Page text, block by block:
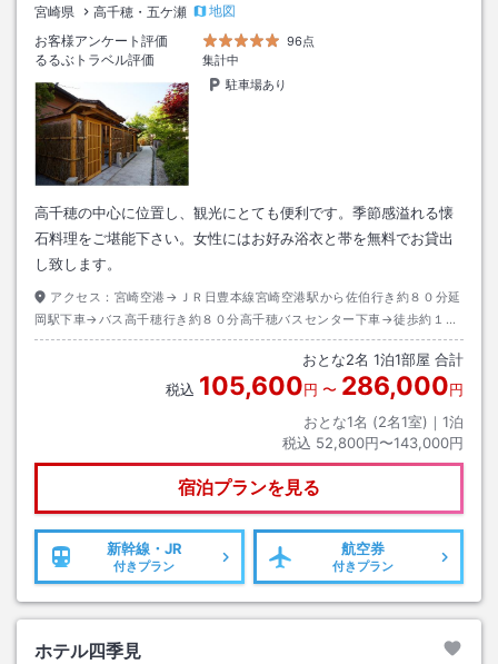
宮崎県 高千穂・五ケ瀬
地図
お客様アンケート評価
96点
るるぶトラベル評価
集計中
駐車場あり
高千穂の中心に位置し、観光にとても便利です。季節感溢れる懐
石料理をご堪能下さい。女性にはお好み浴衣と帯を無料でお貸出
し致します。
アクセス： 宮崎空港→ＪＲ日豊本線宮崎空港駅から佐伯行き約８０分延
岡駅下車→バス高千穂行き約８０分高千穂バスセンター下車→徒歩約１５
分またはタクシー約５分
おとな2名 1泊1部屋 合計
税込 105,600円 〜 286,000円
おとな1名 (2名1室)｜ 1泊
税込 52,800円〜143,000円
宿泊プランを見る
新幹線・JR
付きプラン
航空券
付きプラン
ホテル四季見